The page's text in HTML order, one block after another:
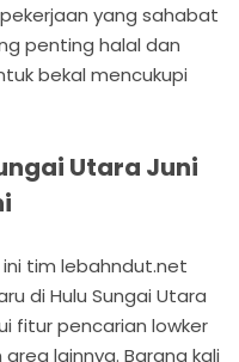
yang sahabat
penting halal dan
bekal mencukupi
Utara Juni
tim lebahndut.net
di Hulu Sungai Utara
fitur pencarian lowker
lainnya. Barang kali